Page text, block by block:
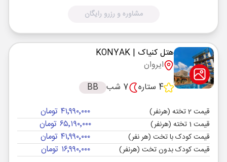
مشاوره و رزرو رایگان
هتل کنیاک | KONYAK
ایروان
4 ستاره
7 شب BB
قیمت 2 تخته (هرنفر) ۴۱٬۹۹۰٬۰۰۰ تومان
قیمت 1 تخته (هرنفر) ۶۵٬۱۹۰٬۰۰۰ تومان
قیمت کودک با تخت (هر نفر) ۴۱٬۹۹۰٬۰۰۰ تومان
قیمت کودک بدون تخت (هرنفر) ۱۶٬۹۹۰٬۰۰۰ تومان